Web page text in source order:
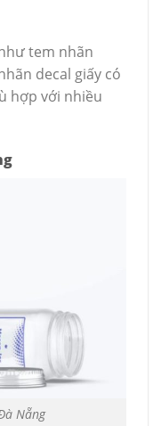
tem nhãn
decal giấy có
hợp với nhiều
Nẵng